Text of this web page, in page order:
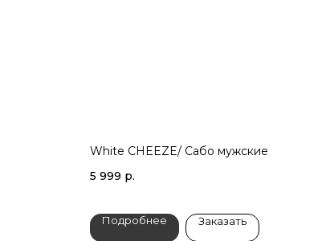
White CHEEZE/ Сабо мужские
5 999 р.
Подробнее Заказать